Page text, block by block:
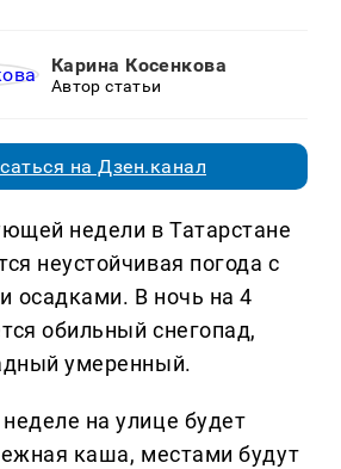
Карина Косенкова
Автор статьи
на Дзен.канал
недели в Татарстане
неустойчивая погода с
осадками. В ночь на 4
обильный снегопад,
умеренный.
на улице будет
каша, местами будут